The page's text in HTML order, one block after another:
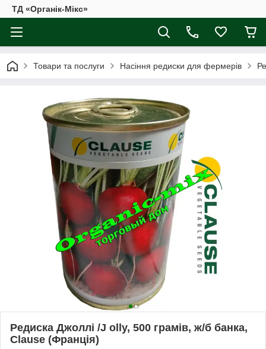
ТД «Органік-Мікс»
Товари та послуги Насіння редиски для фермерів
Редиска Джоллі /J olly, 500 грамів, ж/б банка,
Clause (Франція)